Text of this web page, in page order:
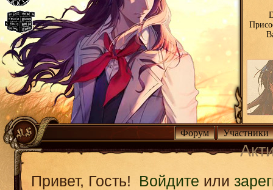
Форум Участники
Привет, Гость! Войдите или